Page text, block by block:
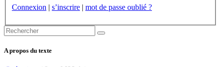
Connexion | s’inscrire | mot de passe oublié ?
A propos du texte